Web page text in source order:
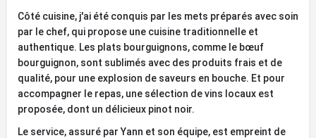
Côté cuisine, j'ai été conquis par les mets préparés avec soin
par le chef, qui propose une cuisine traditionnelle et
authentique. Les plats bourguignons, comme le bœuf
bourguignon, sont sublimés avec des produits frais et de
qualité, pour une explosion de saveurs en bouche. Et pour
accompagner le repas, une sélection de vins locaux est
proposée, dont un délicieux pinot noir.
Le service, assuré par Yann et son équipe, est empreint de